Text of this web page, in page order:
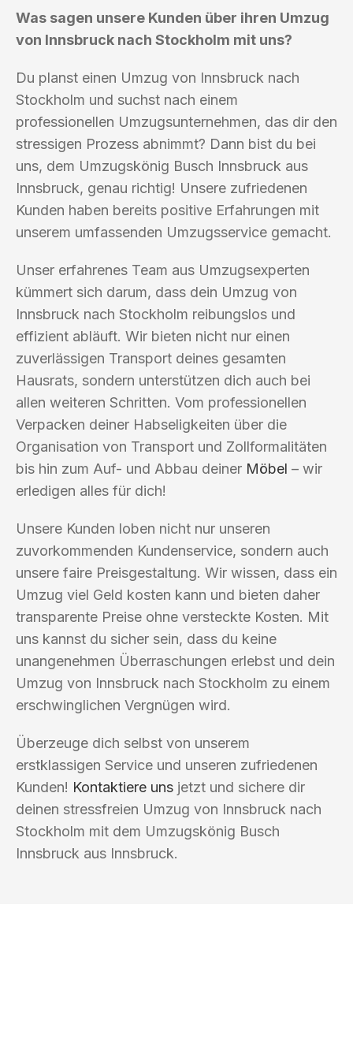
Was sagen unsere Kunden über ihren Umzug
von Innsbruck nach Stockholm mit uns?
Du planst einen Umzug von Innsbruck nach
Stockholm und suchst nach einem
professionellen Umzugsunternehmen, das dir den
stressigen Prozess abnimmt? Dann bist du bei
uns, dem Umzugskönig Busch Innsbruck aus
Innsbruck, genau richtig! Unsere zufriedenen
Kunden haben bereits positive Erfahrungen mit
unserem umfassenden Umzugsservice gemacht.
Unser erfahrenes Team aus Umzugsexperten
kümmert sich darum, dass dein Umzug von
Innsbruck nach Stockholm reibungslos und
effizient abläuft. Wir bieten nicht nur einen
zuverlässigen Transport deines gesamten
Hausrats, sondern unterstützen dich auch bei
allen weiteren Schritten. Vom professionellen
Verpacken deiner Habseligkeiten über die
Organisation von Transport und Zollformalitäten
bis hin zum Auf- und Abbau deiner Möbel – wir
erledigen alles für dich!
Unsere Kunden loben nicht nur unseren
zuvorkommenden Kundenservice, sondern auch
unsere faire Preisgestaltung. Wir wissen, dass ein
Umzug viel Geld kosten kann und bieten daher
transparente Preise ohne versteckte Kosten. Mit
uns kannst du sicher sein, dass du keine
unangenehmen Überraschungen erlebst und dein
Umzug von Innsbruck nach Stockholm zu einem
erschwinglichen Vergnügen wird.
Überzeuge dich selbst von unserem
erstklassigen Service und unseren zufriedenen
Kunden! Kontaktiere uns jetzt und sichere dir
deinen stressfreien Umzug von Innsbruck nach
Stockholm mit dem Umzugskönig Busch
Innsbruck aus Innsbruck.